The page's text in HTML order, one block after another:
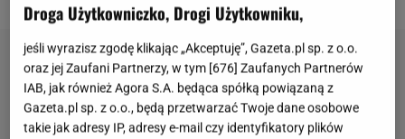
Droga Użytkowniczko, Drogi Użytkowniku,
jeśli wyrazisz zgodę klikając „Akceptuję”, Gazeta.pl sp. z o.o.
oraz jej Zaufani Partnerzy, w tym [676] Zaufanych Partnerów
IAB, jak również Agora S.A. będąca spółką powiązaną z
Gazeta.pl sp. z o.o., będą przetwarzać Twoje dane osobowe
takie jak adresy IP, adresy e-mail czy identyfikatory plików